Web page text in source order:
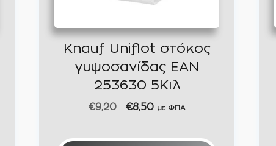
Knauf Uniflot στόκος
γυψοσανίδας EAN
253630 5Κιλ
€9,20
Original
€8,50Ημε ΦΠΑ